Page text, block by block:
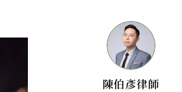
陳伯彥律師